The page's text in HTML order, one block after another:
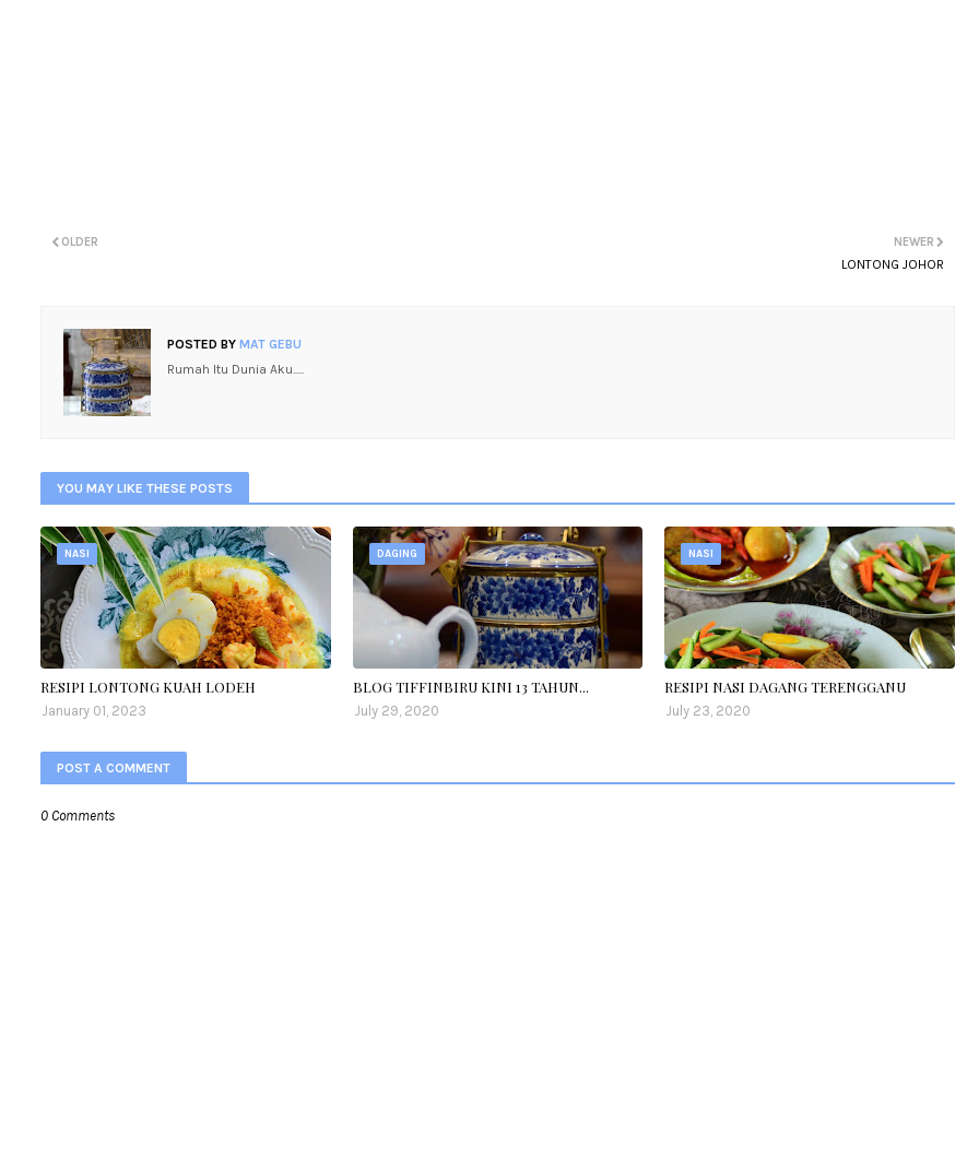
NEWER
LONTONG JOHOR
OLDER
POSTED BY MAT GEBU
Rumah Itu Dunia Aku.....
YOU MAY LIKE THESE POSTS
NASI
RESIPI LONTONG KUAH LODEH
January 01, 2023
DAGING
BLOG TIFFINBIRU KINI 13 TAHUN...
July 29, 2020
NASI
RESIPI NASI DAGANG TERENGGANU
July 23, 2020
POST A COMMENT
0 Comments